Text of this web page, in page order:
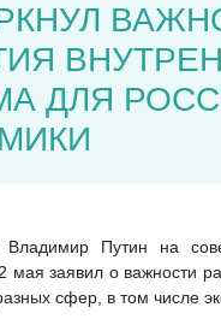
ДЛЯ
Владимир Путин на
мая заявил о важности
сфер, в том числе